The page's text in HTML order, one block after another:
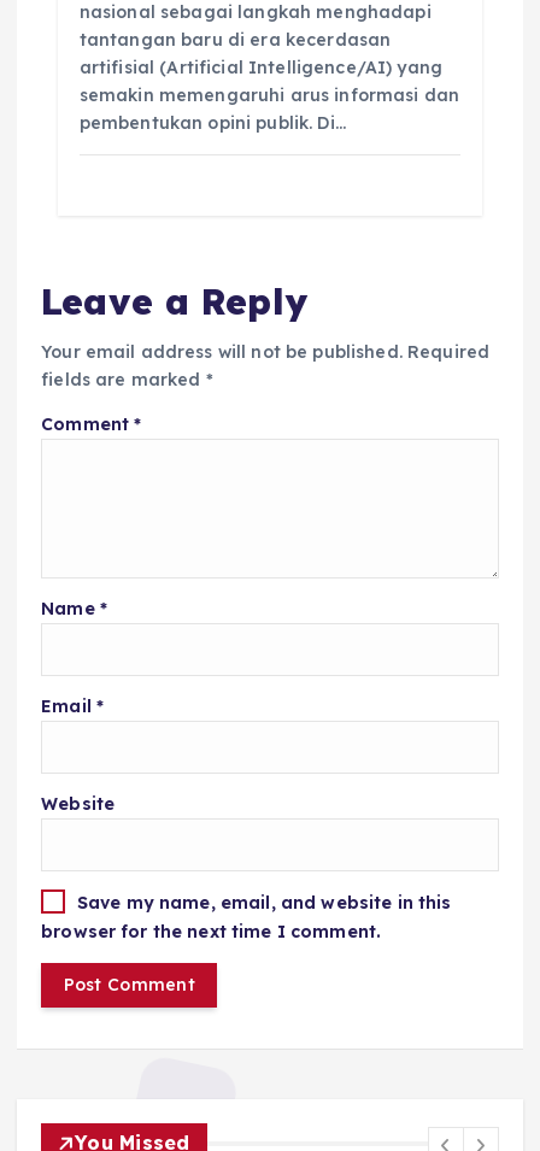
nasional sebagai langkah menghadapi
tantangan baru di era kecerdasan
artifisial (Artificial Intelligence/AI) yang
semakin memengaruhi arus informasi dan
pembentukan opini publik. Di…
Leave a Reply
Your email address will not be published. Required
fields are marked *
Comment*
Name *
Email *
Website
Save my name, email, and website in this
browser for the next time I comment.
You Missed